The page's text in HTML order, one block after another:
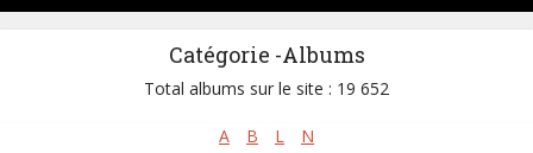
Catégorie -Albums
Total albums sur le site : 19 652
A B L N